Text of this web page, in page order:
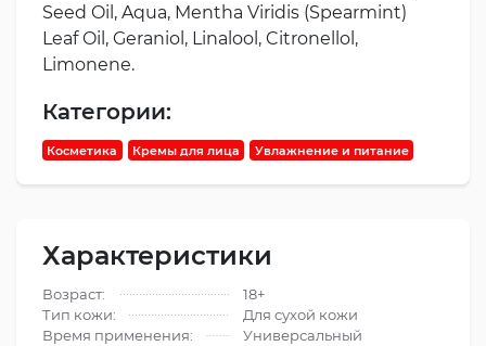
Seed Oil, Aqua, Mentha Viridis (Spearmint)
Leaf Oil, Geraniol, Linalool, Citronellol,
Limonene.
Категории:
Косметика Кремы для лица Увлажнение и питание
Характеристики
Возраст:
18+
Тип кожи:
Для сухой кожи
Время применения:
Универсальный